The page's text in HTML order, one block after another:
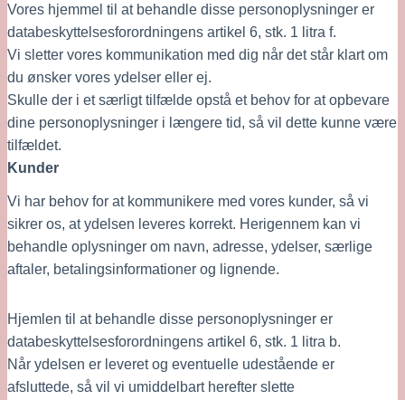
Vores hjemmel til at behandle disse personoplysninger er
databeskyttelsesforordningens artikel 6, stk. 1 litra f.
Vi sletter vores kommunikation med dig når det står klart om
du ønsker vores ydelser eller ej.
Skulle der i et særligt tilfælde opstå et behov for at opbevare
dine personoplysninger i længere tid, så vil dette kunne være
tilfældet.
Kunder
Vi har behov for at kommunikere med vores kunder, så vi
sikrer os, at ydelsen leveres korrekt. Herigennem kan vi
behandle oplysninger om navn, adresse, ydelser, særlige
aftaler, betalingsinformationer og lignende.
Hjemlen til at behandle disse personoplysninger er
databeskyttelsesforordningens artikel 6, stk. 1 litra b.
Når ydelsen er leveret og eventuelle udestående er
afsluttede, så vil vi umiddelbart herefter slette